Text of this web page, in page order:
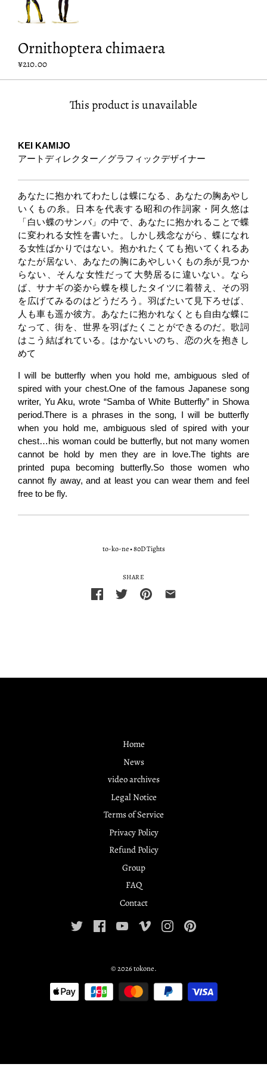
Ornithoptera chimaera
¥210.00
This product is unavailable
KEI KAMIJO
アートディレクター／グラフィックデザイナー
あなたに抱かれてわたしは蝶になる、あなたの胸あやし
いくもの糸。日本を代表する昭和の作詞家・阿久悠は
「白い蝶のサンバ」の中で、あなたに抱かれることで蝶
に変われる女性を書いた。しかし残念ながら、蝶になれ
る女性ばかりではない。抱かれたくても抱いてくれるあ
なたが居ない、あなたの胸にあやしいくもの糸が見つか
らない、そんな女性だって大勢居るに違いない。なら
ば、サナギの姿から蝶を模したタイツに着替え、その羽
を広げてみるのはどうだろう。羽ばたいて見下ろせば、
人も車も遥か彼方。あなたに抱かれなくとも自由な蝶に
なって、街を、世界を羽ばたくことができるのだ。歌詞
はこう結ばれている。はかないいのち、恋の火を抱きし
めて
I will be butterfly when you hold me, ambiguous sled of
spired with your chest.One of the famous Japanese song
writer, Yu Aku, wrote “Samba of White Butterfly” in Showa
period.There is a phrases in the song, I will be butterfly
when you hold me, ambiguous sled of spired with your
chest…his woman could be butterfly, but not many women
cannot be hold by men they are in love.The tights are
printed pupa becoming butterfly.So those women who
cannot fly away, and at least you can wear them and feel
free to be fly.
to-ko-ne•80D Tights
SHARE
Home
News
video archives
Legal Notice
Terms of Service
Privacy Policy
Refund Policy
Group
FAQ
Contact
© 2026tokone.